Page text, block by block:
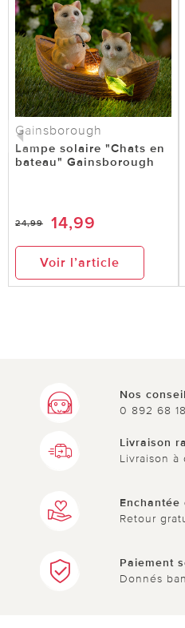
Gainsborough
Lampe solaire "Chats en
bateau" Gainsborough
24,99 14,99
Voir l’article
Nos
0 892 68
Livraison
Livraison à
Enchantée
Retour
Paiement
Donnés